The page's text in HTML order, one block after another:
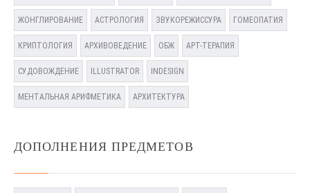
ЖОНГЛИРОВАНИЕ АСТРОЛОГИЯ ЗВУКОРЕЖИССУРА ГОМЕОПАТИЯ
КРИПТОЛОГИЯ АРХИВОВЕДЕНИЕ ОБЖ АРТ-ТЕРАПИЯ
СУДОВОЖДЕНИЕ ILLUSTRATOR INDESIGN
МЕНТАЛЬНАЯ АРИФМЕТИКА АРХИТЕКТУРА
ДОПОЛНЕНИЯ ПРЕДМЕТОВ